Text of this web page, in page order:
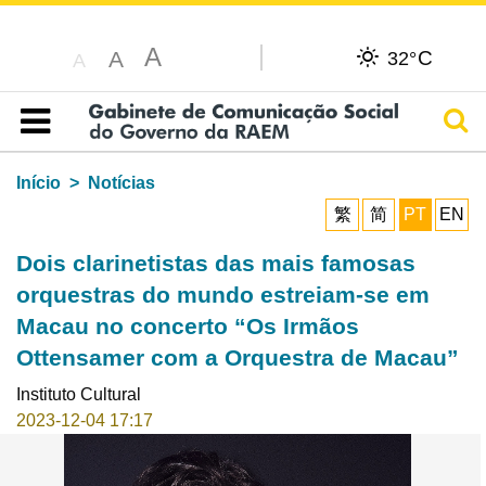
A A A 32°C
Índice
Início
Notícias
繁
简 PT EN
Dois clarinetistas das mais famosas
orquestras do mundo estreiam-se em
Macau no concerto “Os Irmãos
Ottensamer com a Orquestra de Macau”
Instituto Cultural
2023-12-04 17:17